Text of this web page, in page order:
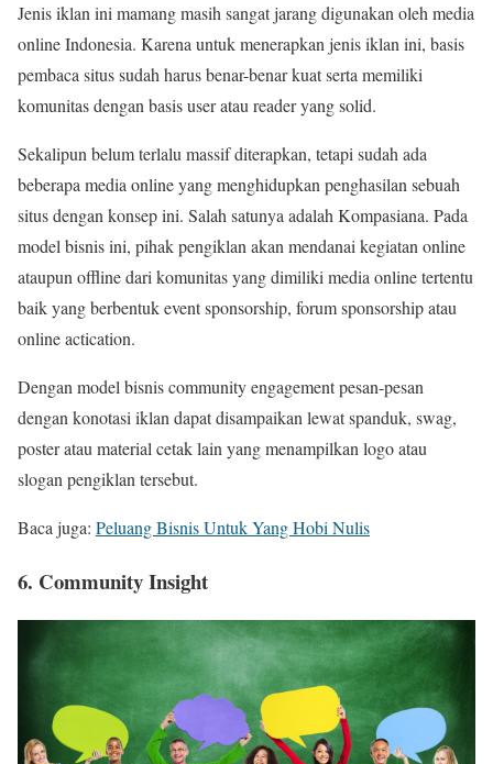
Jenis iklan ini mamang masih sangat jarang digunakan oleh media
online Indonesia. Karena untuk menerapkan jenis iklan ini, basis
pembaca situs sudah harus benar-benar kuat serta memiliki
komunitas dengan basis user atau reader yang solid.
Sekalipun belum terlalu massif diterapkan, tetapi sudah ada
beberapa media online yang menghidupkan penghasilan sebuah
situs dengan konsep ini. Salah satunya adalah Kompasiana. Pada
model bisnis ini, pihak pengiklan akan mendanai kegiatan online
ataupun offline dari komunitas yang dimiliki media online tertentu
baik yang berbentuk event sponsorship, forum sponsorship atau
online actication.
Dengan model bisnis community engagement pesan-pesan
dengan konotasi iklan dapat disampaikan lewat spanduk, swag,
poster atau material cetak lain yang menampilkan logo atau
slogan pengiklan tersebut.
Baca juga: Peluang Bisnis Untuk Yang Hobi Nulis
6. Community Insight